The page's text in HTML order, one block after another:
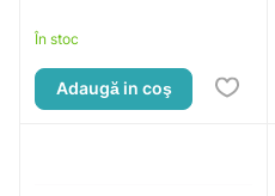
În stoc
Adaugă in coş